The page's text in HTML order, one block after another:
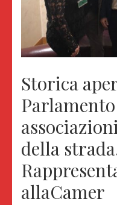
Storica
della
allaCamer